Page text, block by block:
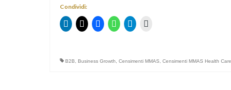
Condividi:
B2B Business Growth Censimenti MMAS Censimenti MMAS Health Care